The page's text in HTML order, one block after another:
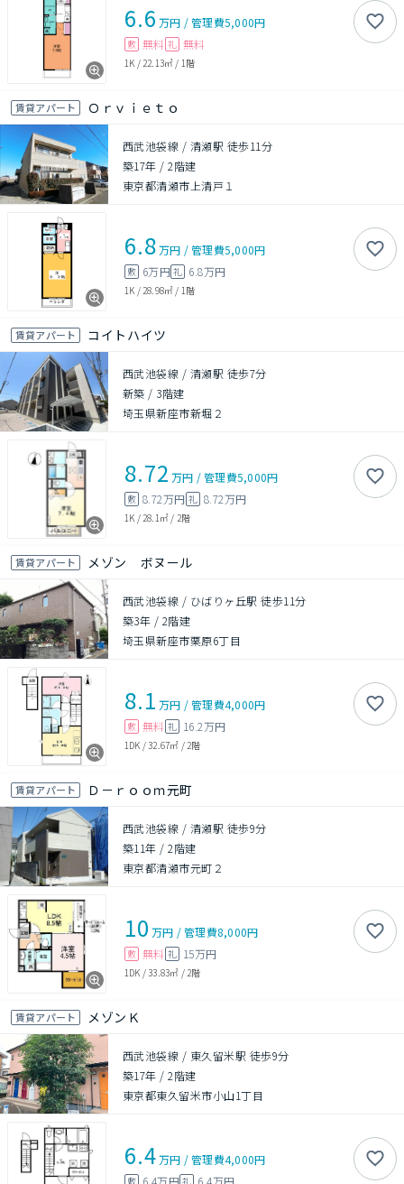
6.6 万円 /管理費5,000円
敷 無料 礼 無料
1K / 22.13㎡ / 1階
賃貸アパート Ｏｒｖｉｅｔｏ
西武池袋線 / 清瀬駅 徒歩11分
築17年 /2階建
東京都清瀬市上清戸１
6.8万円 /管理費5,000円
敷 6万円礼 6.8万円
1K / 28.98㎡ / 1階
賃貸アパート コイトハイツ
西武池袋線 / 清瀬駅 徒歩7分
新築 / 3階建
埼玉県新座市新堀２
8.72 万円 /管理費5,000円
敷 8.72万円 礼 8.72万円
1K / 28.1㎡ / 2階
賃貸アパート メゾン ボヌール
西武池袋線 / ひばりヶ丘駅 徒歩11分
築3年 / 2階建
埼玉県新座市栗原6丁目
8.1 万円 /管理費4,000円
敷 無料 礼 16.2万円
1DK /32.67㎡ / 2階
賃貸アパート Ｄ－ｒｏｏｍ元町
西武池袋線 / 清瀬駅 徒歩9分
築11年 /2階建
東京都清瀬市元町２
10 万円 /管理費8,000円
敷 無料 礼 15万円
1DK /33.83㎡ / 2階
賃貸アパート メゾンＫ
西武池袋線 / 東久留米駅 徒歩9分
築17年 /2階建
東京都東久留米市小山1丁目
6.4万円 /管理費4,000円
敷 6.4万円礼 6.4万円